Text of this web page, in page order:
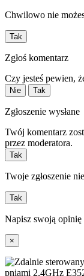
Chwilowo nie
Tak
Zgłoś komentarz
Czy jesteś pewien,
Nie Tak
Zgłoszenie wysłane
Twój komentarz
przez moderatora.
Tak
Twoje zgłoszenie
Tak
Napisz swoją opinię
×